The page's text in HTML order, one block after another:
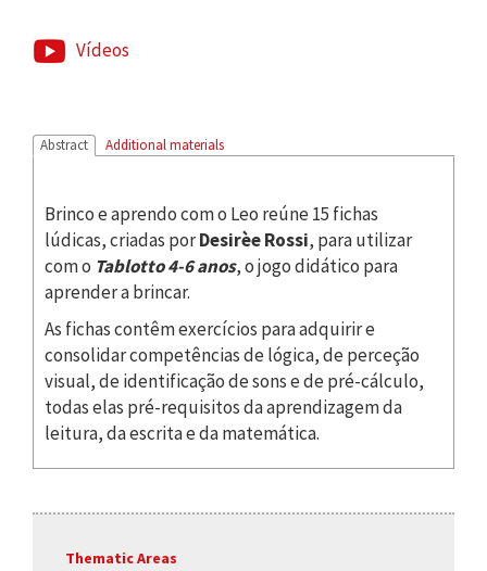
Vídeos
Abstract Additional materials
Brinco e aprendo com o Leo reúne 15 fichas
lúdicas, criadas porDesirèe Rossi, para utilizar
com o Tablotto 4-6 anos, o jogo didático para
aprender a brincar.
As fichas contêm exercícios para adquirir e
consolidar competências de lógica, de perceção
visual, de identificação de sons e de pré-cálculo,
todas elas pré-requisitos da aprendizagem da
leitura, da escrita e da matemática.
Thematic Areas